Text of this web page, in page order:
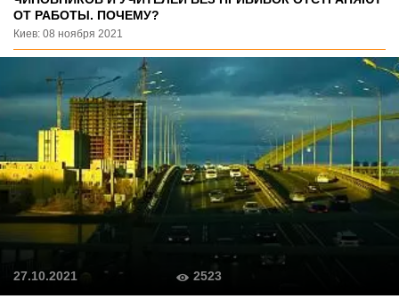
ОТ РАБОТЫ. ПОЧЕМУ?
Киев: 08 ноября 2021
27.10.2021 2523